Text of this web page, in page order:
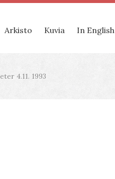
Arkisto Kuvia In English
4.11. 1993